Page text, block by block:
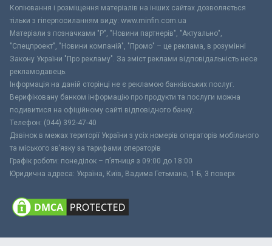
Копіювання і розміщення матеріалів на інших сайтах дозволяється
тільки з гіперпосиланням виду: www.minfin.com.ua
Матеріали з позначками "Р", "Новини партнерів", "Актуально",
"Спецпроект", "Новини компаній", "Промо" – це реклама, в розумінні
Закону України "Про рекламу". За зміст реклами відповідальність несе
рекламодавець.
Інформація на даній сторінці не є рекламою банківських послуг.
Верифіковану банком інформацію про продукти та послуги можна
подивитися на офіційному сайті відповідного банку.
Телефон: (044) 392-47-40
Дзвінок в межах території України з усіх номерів операторів мобільного
та міського зв’язку за тарифами операторів
Графік роботи: понеділок – п’ятниця з 09:00 до 18:00
Юридична адреса: Україна, Київ, Вадима Гетьмана, 1-Б, 3 поверх